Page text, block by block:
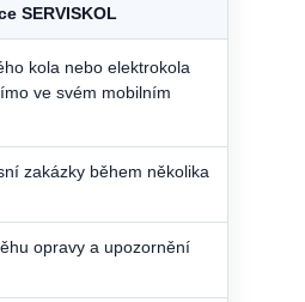
SERVISKOL
kola nebo elektrokola
ve svém mobilním
zakázky během několika
opravy a upozornění